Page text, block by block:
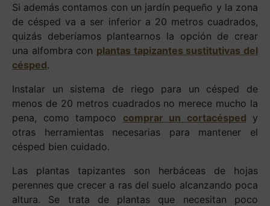
Si además contamos con un jardín pequeño y la zona
de césped va a ser inferior a 20 metros cuadrados,
quizás deberíamos plantearnos la opción de crear
una alfombra con plantas tapizantes sustitutivas del
césped.
Instalar un sistema de riego para un césped de
menos de 20 metros cuadrados no merece mucho la
pena, como tampoco comprar un cortacésped y
otras herramientas necesarias para mantener el
césped bien cuidado.
Las plantas tapizantes son herbáceas de hojas
perennes que crecer a ras del suelo alcanzando poca
altura. Se trata de plantas que necesitan poco